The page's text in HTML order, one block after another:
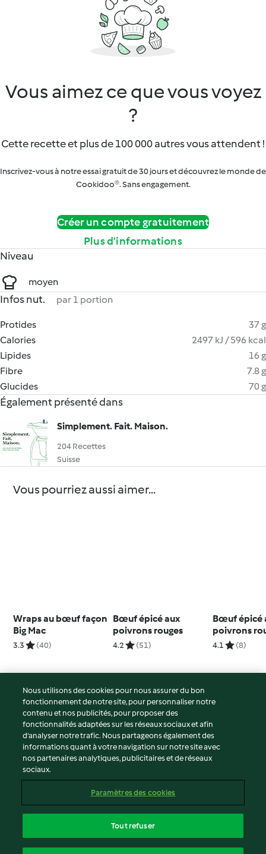
Vous aimez ce que vous voyez
?
Cette recette et plus de 100 000 autres vous attendent !
Inscrivez-vous à notre essai gratuit de 30 jours et découvrez le monde de
Cookidoo®. Sans engagement.
Créer un compte gratuitement
Plus d’informations
Niveau
moyen
Infos nut. par 1 portion
Protides
37 g
Calories
2497 kJ / 596 kcal
Lipides
16 g
Fibre
7.8 g
Glucides
70 g
Également présenté dans
Simplement. Fait. Maison.
204 Recettes
Suisse
Vous pourriez aussi aimer...
Wraps au bœuf façon
Big Mac
3.3 (40)
Bœuf épicé aux
poivrons rouges
4.2 (51)
Bœuf épicé
poivrons
4.1 (8)
© Copyright 2026
Conditions d'utilisation
Politique de confidentialité
Non-responsabilité
Mentions légales
Contenu du rapport
Déclaration d'accessibilité
Nous utilisons des cookies pour nous assurer du bon
fonctionnement de notre site, pour personnaliser notre
contenu et nos publicités, pour proposer des
fonctionnalités adaptées sur les réseaux sociaux et afin
d’analyser notre trafic. Nous partageons également des
informations quant à votre navigation sur notre site avec
nos partenaires analytiques, publicitaires et de réseaux
sociaux.
Paramètres des cookies
Tout refuser